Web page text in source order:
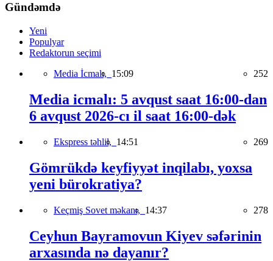
Gündəmdə
Yeni
Populyar
Redaktorun seçimi
Media İcmalı, 15:09 252
Media icmalı: 5 avqust saat 16:00-dan
6 avqust 2026-cı il saat 16:00-dək
Ekspress təhlil, 14:51 269
Gömrükdə keyfiyyət inqilabı, yoxsa
yeni bürokratiya?
Keçmiş Sovet məkanı, 14:37 278
Ceyhun Bayramovun Kiyev səfərinin
arxasında nə dayanır?